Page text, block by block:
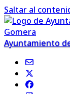
Saltar al
Ayuntamiento